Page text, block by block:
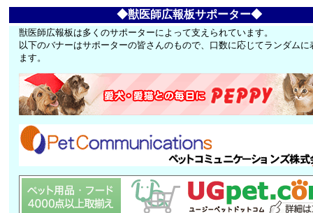
◆獣医師広報板サポーター◆
獣医師広報板は多くのサポーターによって支えられています。
以下のバナーはサポーターの皆さんのもので、口数に応じてランダムに
ます。